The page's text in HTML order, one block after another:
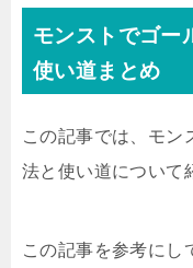
モンストでゴー
使い道まとめ
この記事では、モン
法と使い道について
この記事を参考にし